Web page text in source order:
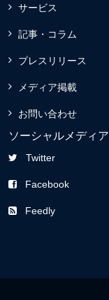
サービス
記事・コラム
プレスリリース
メディア掲載
お問い合わせ
ソーシャルメディア
Twitter
Facebook
Feedly